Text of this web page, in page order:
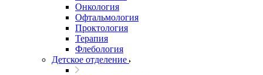
Онкология
Офтальмология
Проктология
Терапия
Флебология
Детское отделение